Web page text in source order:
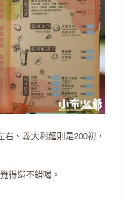
右、義大利麵則是200初，
得還不錯喝。